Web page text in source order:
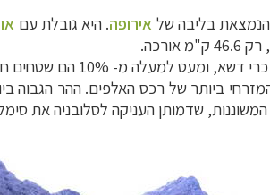
אירופה. היא גובלת עם
, רק 46.6 ק"מ אורכה.
ביותר של רכס האלפים. ההר הגבוה
שדמותן העניקה לסלובניה את